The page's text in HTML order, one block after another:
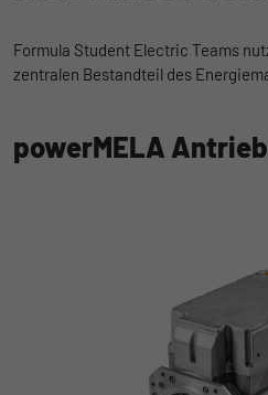
Formula Student Electric Teams
zentralen Bestandteil des
powerMELA